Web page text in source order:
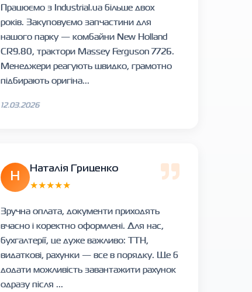
Працюємо з Industrial.ua більше двох
років. Закуповуємо запчастини для
нашого парку — комбайни New Holland
CR9.80, трактори Massey Ferguson 7726.
Менеджери реагують швидко, грамотно
підбирають оригіна...
12.03.2026
Н
Наталія Гриценко
★★★★★
Зручна оплата, документи приходять
вчасно і коректно оформлені. Для нас,
бухгалтерії, це дуже важливо: ТТН,
видаткові, рахунки — все в порядку. Ще б
додати можливість завантажити рахунок
одразу після ...